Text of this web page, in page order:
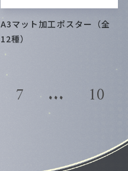
A3マット加工ポスター（全
12種）
7 ... 10